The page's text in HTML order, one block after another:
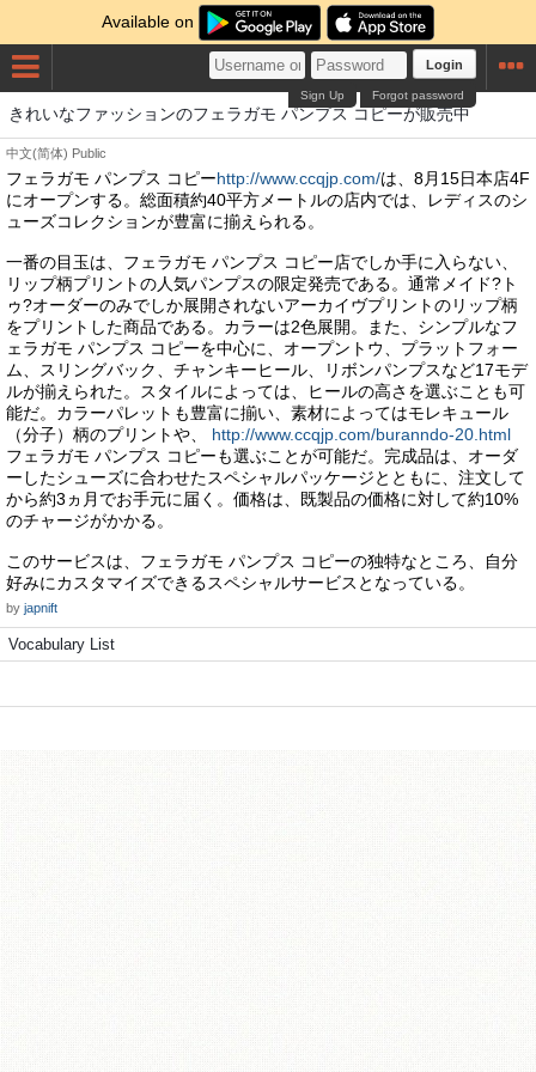
Available on
Login
Forgot password
Sign Up
きれいなファッションのフェラガモ パンプス コピーが販売中
中文(简体) Public
フェラガモ パンプス コピーhttp://www.ccqjp.com/は、8月15日本店4F
にオープンする。総面積約40平方メートルの店内では、レディスのシ
ューズコレクションが豊富に揃えられる。
一番の目玉は、フェラガモ パンプス コピー店でしか手に入らない、
リップ柄プリントの人気パンプスの限定発売である。通常メイド?ト
ゥ?オーダーのみでしか展開されないアーカイヴプリントのリップ柄
をプリントした商品である。カラーは2色展開。また、シンプルなフ
ェラガモ パンプス コピーを中心に、オープントウ、プラットフォー
ム、スリングバック、チャンキーヒール、リボンパンプスなど17モデ
ルが揃えられた。スタイルによっては、ヒールの高さを選ぶことも可
能だ。カラーパレットも豊富に揃い、素材によってはモレキュール
（分子）柄のプリントや、 http://www.ccqjp.com/buranndo-20.html
フェラガモ パンプス コピーも選ぶことが可能だ。完成品は、オーダ
ーしたシューズに合わせたスペシャルパッケージとともに、注文して
から約3ヵ月でお手元に届く。価格は、既製品の価格に対して約10%
のチャージがかかる。
このサービスは、フェラガモ パンプス コピーの独特なところ、自分
好みにカスタマイズできるスペシャルサービスとなっている。
by japnift
Vocabulary List